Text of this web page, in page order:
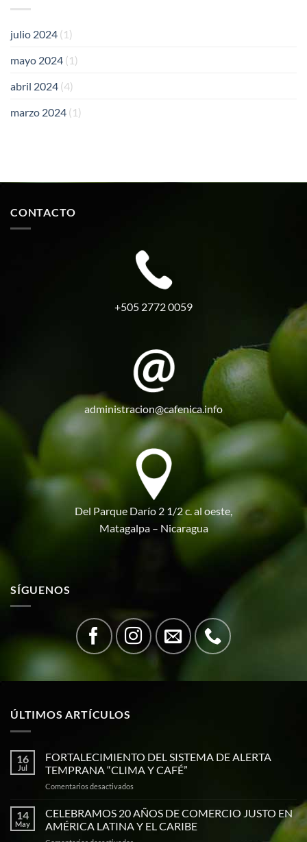
julio 2024 (1)
mayo 2024 (1)
abril 2024 (4)
marzo 2024 (1)
CONTACTO
+505 2772 0059
administracion@cafenica.info
Del Parque Darío 2 1/2 c. al oeste,
Matagalpa – Nicaragua
SÍGUENOS
ÚLTIMOS ARTÍCULOS
16
Jul
FORTALECIMIENTO DEL SISTEMA DE ALERTA
TEMPRANA “CLIMA Y CAFÉ”
Comentarios desactivados
DEL
SISTEMA
DE
14
May
CELEBRAMOS 20 AÑOS DE COMERCIO JUSTO EN
AMÉRICA LATINA Y EL CARIBE